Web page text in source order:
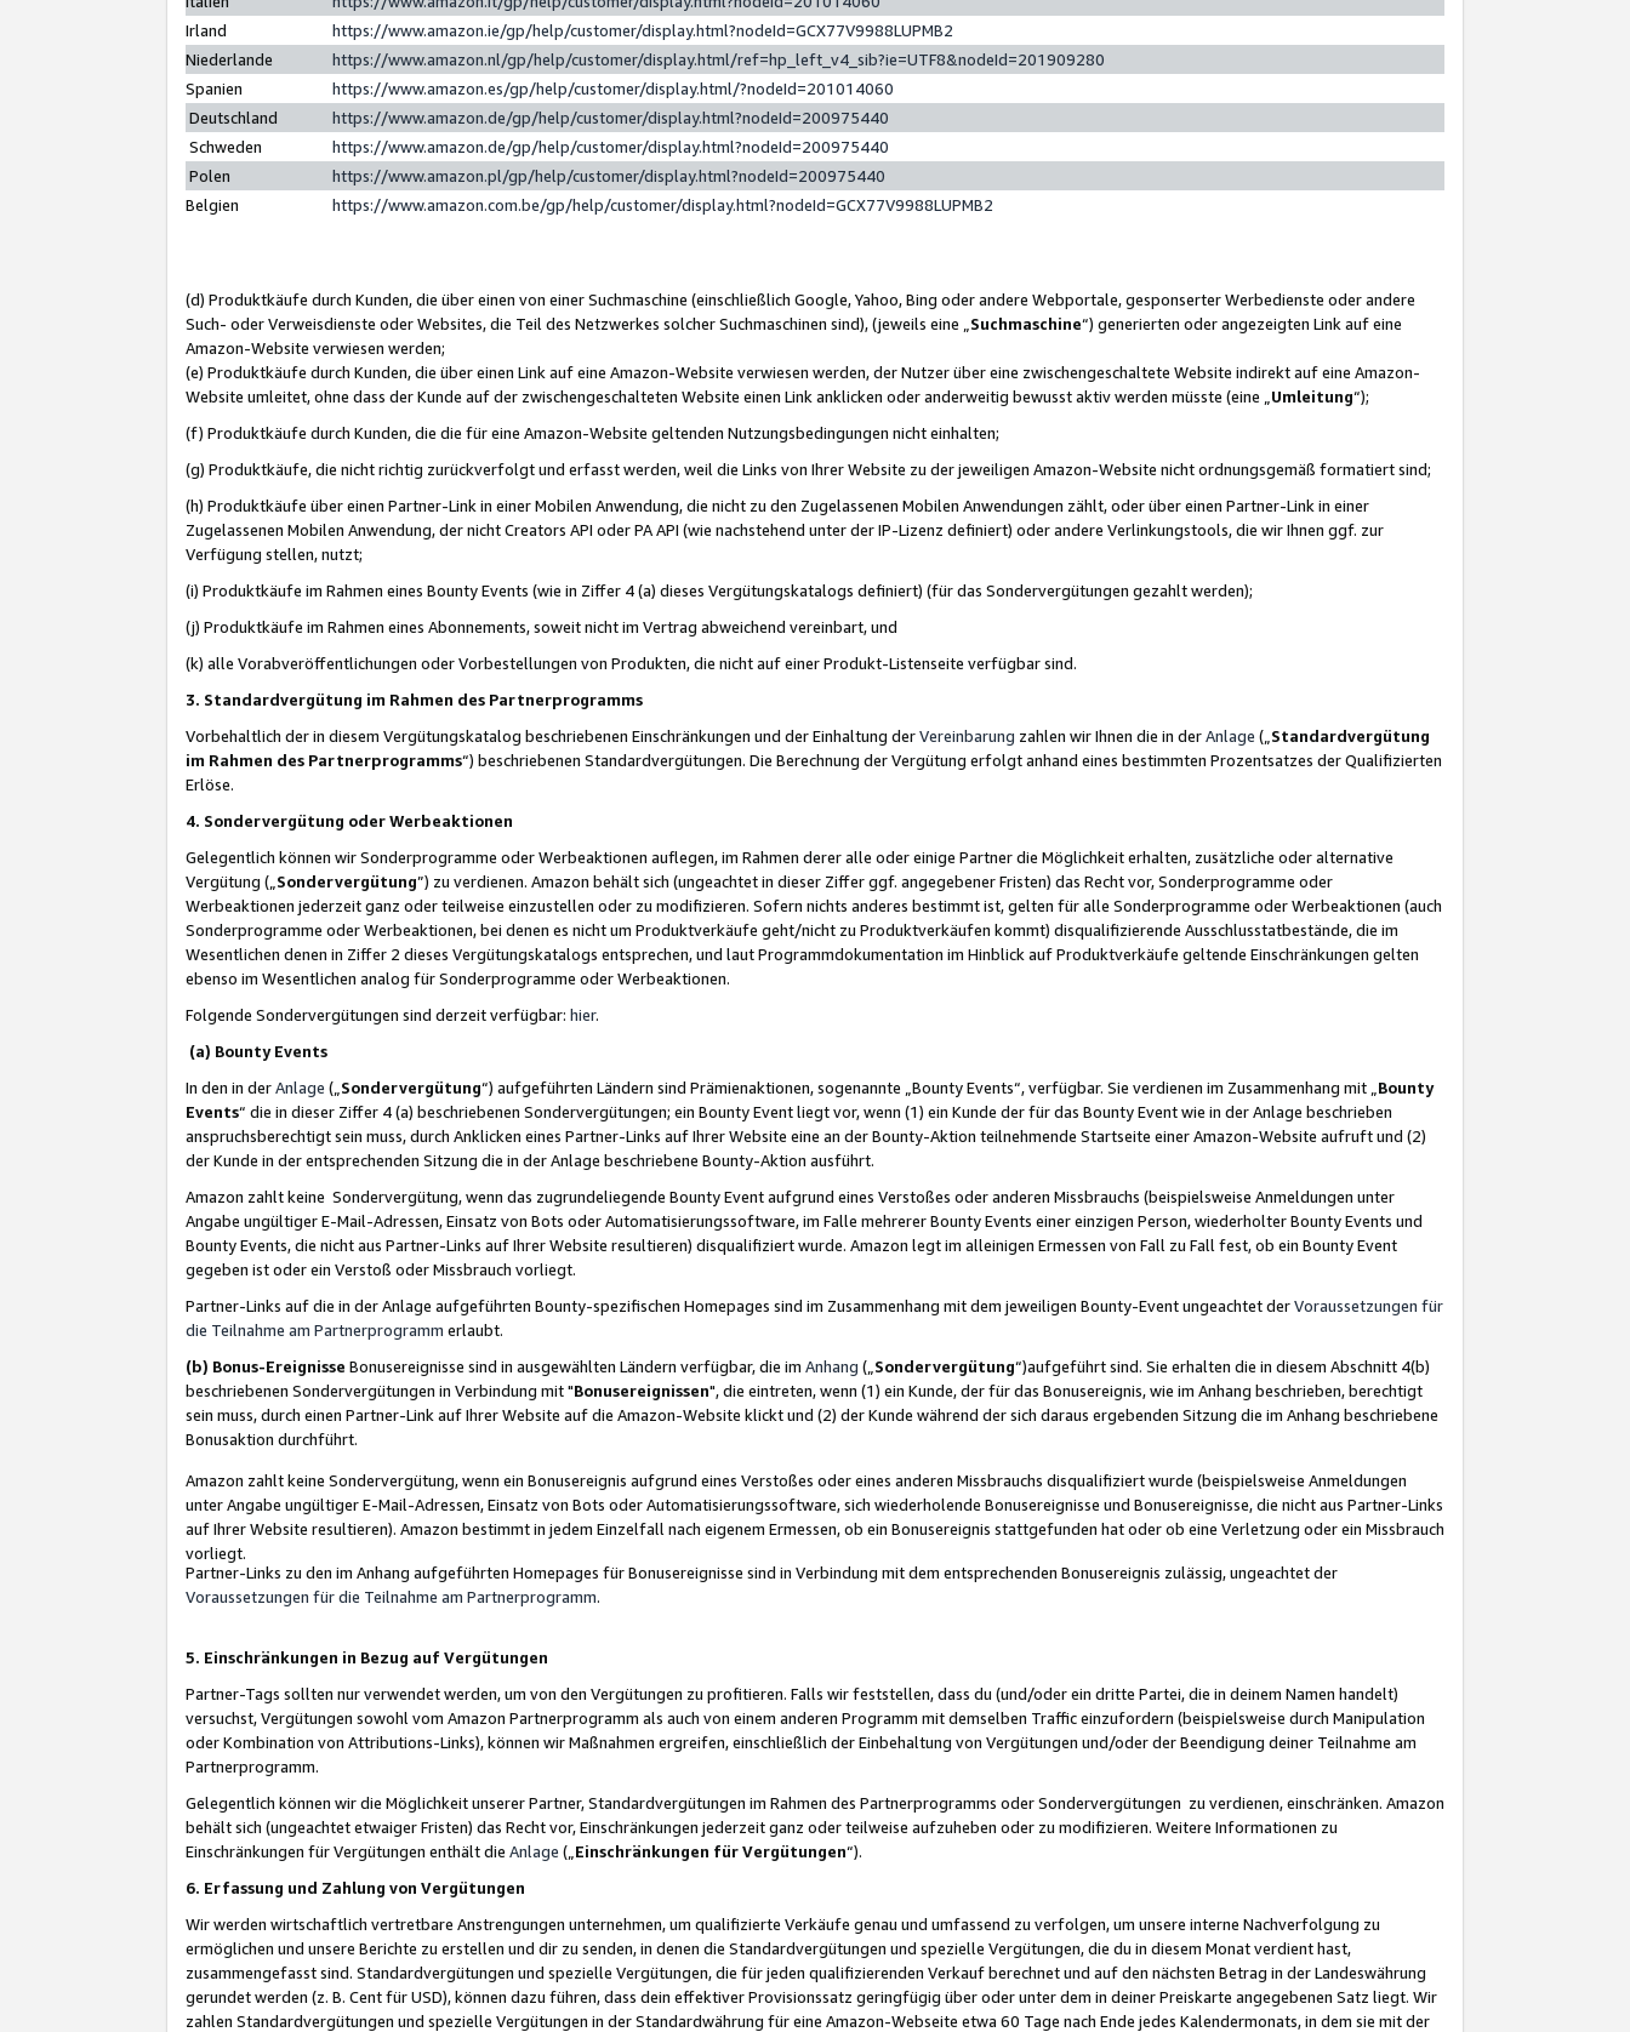
Irland
https://www.amazon.ie/gp/help/customer/display.html?nodeId=GCX77V9988LUPMB2
Niederlande
https://www.amazon.nl/gp/help/customer/display.html/ref=hp_left_v4_sib?ie=UTF8&nodeId=201909280
Spanien
https://www.amazon.es/gp/help/customer/display.html/?nodeId=201014060
Deutschland
https://www.amazon.de/gp/help/customer/display.html?nodeId=200975440
Schweden
https://www.amazon.de/gp/help/customer/display.html?nodeId=200975440
Polen
https://www.amazon.pl/gp/help/customer/display.html?nodeId=200975440
Belgien
https://www.amazon.com.be/gp/help/customer/display.html?nodeId=GCX77V9988LUPMB2
(d) Produktkäufe durch Kunden, die über einen von einer Suchmaschine (einschließlich Google, Yahoo, Bing oder andere Webportale, gesponserter Werbedienste oder andere
Such- oder Verweisdienste oder Websites, die Teil des Netzwerkes solcher Suchmaschinen sind), (jeweils eine „ Suchmaschine“) generierten oder angezeigten Link auf eine
Amazon-Website verwiesen werden;
(e) Produktkäufe durch Kunden, die über einen Link auf eine Amazon-Website verwiesen werden, der Nutzer über eine zwischengeschaltete Website indirekt auf eine Amazon-
Website umleitet, ohne dass der Kunde auf der zwischengeschalteten Website einen Link anklicken oder anderweitig bewusst aktiv werden müsste (eine „ Umleitung“);
(f) Produktkäufe durch Kunden, die die für eine Amazon-Website geltenden Nutzungsbedingungen nicht einhalten;
(g) Produktkäufe, die nicht richtig zurückverfolgt und erfasst werden, weil die Links von Ihrer Website zu der jeweiligen Amazon-Website nicht ordnungsgemäß formatiert sind;
(h) Produktkäufe über einen Partner-Link in einer Mobilen Anwendung, die nicht zu den Zugelassenen Mobilen Anwendungen zählt, oder über einen Partner-Link in einer
Zugelassenen Mobilen Anwendung, der nicht Creators API oder PA API (wie nachstehend unter der IP-Lizenz definiert) oder andere Verlinkungstools, die wir Ihnen ggf. zur
Verfügung stellen, nutzt;
(i) Produktkäufe im Rahmen eines Bounty Events (wie in Ziffer 4 (a) dieses Vergütungskatalogs definiert) (für das Sondervergütungen gezahlt werden);
(j) Produktkäufe im Rahmen eines Abonnements, soweit nicht im Vertrag abweichend vereinbart, und
(k) alle Vorabveröffentlichungen oder Vorbestellungen von Produkten, die nicht auf einer Produkt-Listenseite verfügbar sind.
3. Standardvergütung im Rahmen des Partnerprogramms
Vorbehaltlich der in diesem Vergütungskatalog beschriebenen Einschränkungen und der Einhaltung derVereinbarung zahlen wir Ihnen die in derAnlage („ Standardvergütung
im Rahmen des Partnerprogramms“) beschriebenen Standardvergütungen. Die Berechnung der Vergütung erfolgt anhand eines bestimmten Prozentsatzes der Qualifizierten
Erlöse.
4. Sondervergütung oder Werbeaktionen
Gelegentlich können wir Sonderprogramme oder Werbeaktionen auflegen, im Rahmen derer alle oder einige Partner die Möglichkeit erhalten, zusätzliche oder alternative
Vergütung („ Sondervergütung”) zu verdienen. Amazon behält sich (ungeachtet in dieser Ziffer ggf. angegebener Fristen) das Recht vor, Sonderprogramme oder
Werbeaktionen jederzeit ganz oder teilweise einzustellen oder zu modifizieren. Sofern nichts anderes bestimmt ist, gelten für alle Sonderprogramme oder Werbeaktionen (auch
Sonderprogramme oder Werbeaktionen, bei denen es nicht um Produktverkäufe geht/nicht zu Produktverkäufen kommt) disqualifizierende Ausschlusstatbestände, die im
Wesentlichen denen in Ziffer 2 dieses Vergütungskatalogs entsprechen, und laut Programmdokumentation im Hinblick auf Produktverkäufe geltende Einschränkungen gelten
ebenso im Wesentlichen analog für Sonderprogramme oder Werbeaktionen.
Folgende Sondervergütungen sind derzeit verfügbar: hier.
(a) Bounty Events
In den in derAnlage („ Sondervergütung“) aufgeführten Ländern sind Prämienaktionen, sogenannte „Bounty Events“, verfügbar. Sie verdienen im Zusammenhang mit „ Bounty
Events“ die in dieser Ziffer 4 (a) beschriebenen Sondervergütungen; ein Bounty Event liegt vor, wenn (1) ein Kunde der für das Bounty Event wie in der Anlage beschrieben
anspruchsberechtigt sein muss, durch Anklicken eines Partner-Links auf Ihrer Website eine an der Bounty-Aktion teilnehmende Startseite einer Amazon-Website aufruft und (2)
der Kunde in der entsprechenden Sitzung die in der Anlage beschriebene Bounty-Aktion ausführt.
Amazon zahlt keine Sondervergütung, wenn das zugrundeliegende Bounty Event aufgrund eines Verstoßes oder anderen Missbrauchs (beispielsweise Anmeldungen unter
Angabe ungültiger E-Mail-Adressen, Einsatz von Bots oder Automatisierungssoftware, im Falle mehrerer Bounty Events einer einzigen Person, wiederholter Bounty Events und
Bounty Events, die nicht aus Partner-Links auf Ihrer Website resultieren) disqualifiziert wurde. Amazon legt im alleinigen Ermessen von Fall zu Fall fest, ob ein Bounty Event
gegeben ist oder ein Verstoß oder Missbrauch vorliegt.
Partner-Links auf die in der Anlage aufgeführten Bounty-spezifischen Homepages sind im Zusammenhang mit dem jeweiligen Bounty-Event ungeachtet derVoraussetzungen für
die Teilnahme am Partnerprogramm erlaubt.
(b) Bonus-Ereignisse Bonusereignisse sind in ausgewählten Ländern verfügbar, die im Anhang („ Sondervergütung“)aufgeführt sind. Sie erhalten die in diesem Abschnitt 4(b)
beschriebenen Sondervergütungen in Verbindung mit "Bonusereignissen", die eintreten, wenn (1) ein Kunde, der für das Bonusereignis, wie im Anhang beschrieben, berechtigt
sein muss, durch einen Partner-Link auf Ihrer Website auf die Amazon-Website klickt und (2) der Kunde während der sich daraus ergebenden Sitzung die im Anhang beschriebene
Bonusaktion durchführt.
Amazon zahlt keine Sondervergütung, wenn ein Bonusereignis aufgrund eines Verstoßes oder eines anderen Missbrauchs disqualifiziert wurde (beispielsweise Anmeldungen
unter Angabe ungültiger E-Mail-Adressen, Einsatz von Bots oder Automatisierungssoftware, sich wiederholende Bonusereignisse und Bonusereignisse, die nicht aus Partner-Links
auf Ihrer Website resultieren). Amazon bestimmt in jedem Einzelfall nach eigenem Ermessen, ob ein Bonusereignis stattgefunden hat oder ob eine Verletzung oder ein Missbrauch
vorliegt.
Partner-Links zu den im Anhang aufgeführten Homepages für Bonusereignisse sind in Verbindung mit dem entsprechenden Bonusereignis zulässig, ungeachtet der
Voraussetzungen für die Teilnahme am Partnerprogramm.
5. Einschränkungen in Bezug auf Vergütungen
Partner-Tags sollten nur verwendet werden, um von den Vergütungen zu profitieren. Falls wir feststellen, dass du (und/oder ein dritte Partei, die in deinem Namen handelt)
versuchst, Vergütungen sowohl vom Amazon Partnerprogramm als auch von einem anderen Programm mit demselben Traffic einzufordern (beispielsweise durch Manipulation
oder Kombination von Attributions-Links), können wir Maßnahmen ergreifen, einschließlich der Einbehaltung von Vergütungen und/oder der Beendigung deiner Teilnahme am
Partnerprogramm.
Gelegentlich können wir die Möglichkeit unserer Partner, Standardvergütungen im Rahmen des Partnerprogramms oder Sondervergütungen zu verdienen, einschränken. Amazon
behält sich (ungeachtet etwaiger Fristen) das Recht vor, Einschränkungen jederzeit ganz oder teilweise aufzuheben oder zu modifizieren. Weitere Informationen zu
Einschränkungen für Vergütungen enthält die Anlage („ Einschränkungen für Vergütungen“).
6. Erfassung und Zahlung von Vergütungen
Wir werden wirtschaftlich vertretbare Anstrengungen unternehmen, um qualifizierte Verkäufe genau und umfassend zu verfolgen, um unsere interne Nachverfolgung zu
ermöglichen und unsere Berichte zu erstellen und dir zu senden, in denen die Standardvergütungen und spezielle Vergütungen, die du in diesem Monat verdient hast,
zusammengefasst sind. Standardvergütungen und spezielle Vergütungen, die für jeden qualifizierenden Verkauf berechnet und auf den nächsten Betrag in der Landeswährung
gerundet werden (z. B. Cent für USD), können dazu führen, dass dein effektiver Provisionssatz geringfügig über oder unter dem in deiner Preiskarte angegebenen Satz liegt. Wir
zahlen Standardvergütungen und spezielle Vergütungen in der Standardwährung für eine Amazon-Webseite etwa 60 Tage nach Ende jedes Kalendermonats, in dem sie mit der